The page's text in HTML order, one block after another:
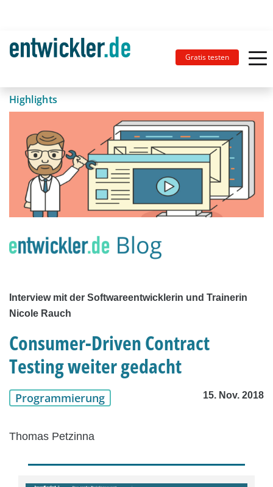
Gratis testen
Highlights
Interview mit der Softwareentwicklerin und Trainerin
Nicole Rauch
Consumer-Driven Contract
Testing weiter gedacht
Programmierung 15. Nov. 2018
Thomas Petzinna